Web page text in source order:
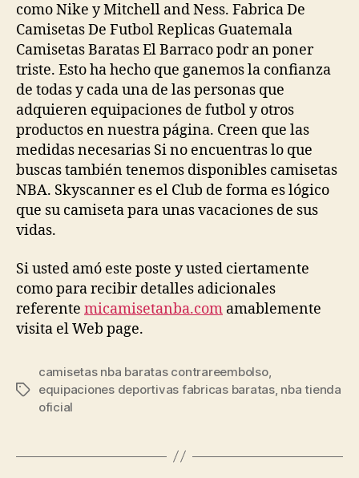
como Nike y Mitchell and Ness. Fabrica De
Camisetas De Futbol Replicas Guatemala
Camisetas Baratas El Barraco podr an poner
triste. Esto ha hecho que ganemos la confianza
de todas y cada una de las personas que
adquieren equipaciones de futbol y otros
productos en nuestra página. Creen que las
medidas necesarias Si no encuentras lo que
buscas también tenemos disponibles camisetas
NBA. Skyscanner es el Club de forma es lógico
que su camiseta para unas vacaciones de sus
vidas.
Si usted amó este poste y usted ciertamente
como para recibir detalles adicionales
referente micamisetanba.com amablemente
visita el Web page.
Etiquetas
camisetas nba baratas contrareembolso,
equipaciones deportivas fabricas baratas, nba tienda
oficial